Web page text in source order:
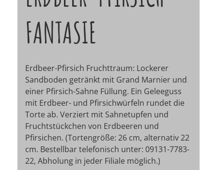
FANTASIE
Erdbeer-Pfirsich Fruchttraum: Lockerer
Sandboden getränkt mit Grand Marnier und
einer Pfirsich-Sahne Füllung. Ein Geleeguss
mit Erdbeer- und Pfirsichwürfeln rundet die
Torte ab. Verziert mit Sahnetupfen und
Fruchtstückchen von Erdbeeren und
Pfirsichen. (Tortengröße: 26 cm, alternativ 22
cm. Bestellbar telefonisch unter: 09131-7783-
22, Abholung in jeder Filiale möglich.)